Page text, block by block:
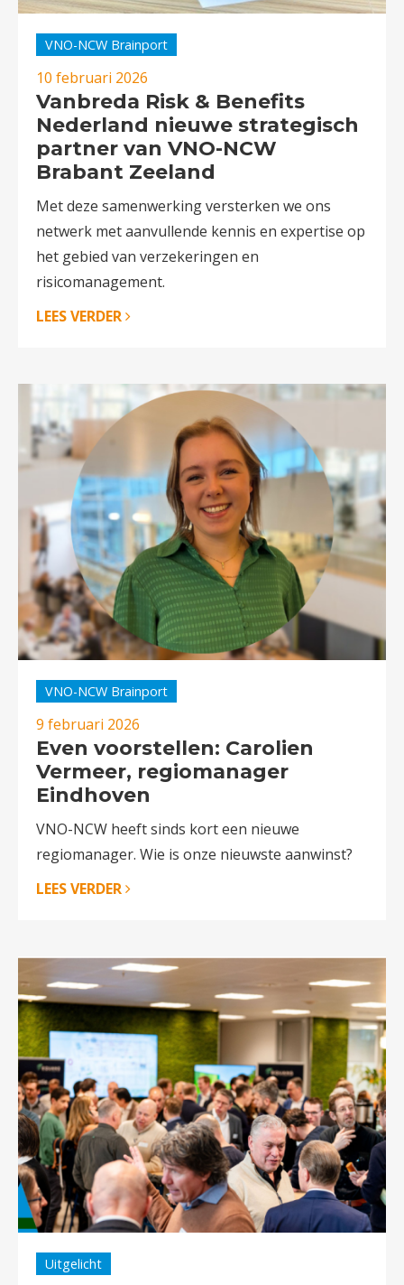
VNO-NCW Brainport
10 februari 2026
Vanbreda Risk & Benefits
Nederland nieuwe strategisch
partner van VNO-NCW
Brabant Zeeland
Met deze samenwerking versterken we ons
netwerk met aanvullende kennis en expertise op
het gebied van verzekeringen en
risicomanagement.
LEES VERDER
VNO-NCW Brainport
9 februari 2026
Even voorstellen: Carolien
Vermeer, regiomanager
Eindhoven
VNO-NCW heeft sinds kort een nieuwe
regiomanager. Wie is onze nieuwste aanwinst?
LEES VERDER
Uitgelicht